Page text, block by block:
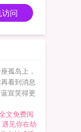
问
孤岛上，
看到消息
宣笑得更
文免费阅
遇见你在劫